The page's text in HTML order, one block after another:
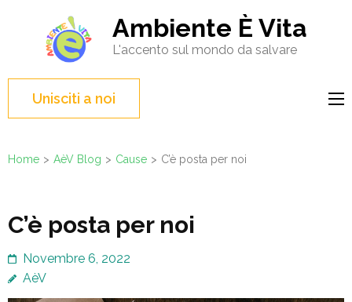
contenuto
(premi
Invio)
Ambiente È Vita
L'accento sul mondo da salvare
Unisciti a noi
Home > AèV Blog > Cause > C’è posta per noi
C’è posta per noi
Novembre 6, 2022
AèV